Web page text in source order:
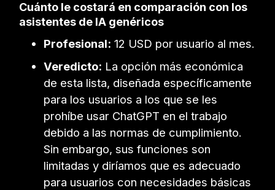
Cuánto le costará en comparación con los
asistentes de IA genéricos
Profesional: 12 USD por usuario al mes.
Veredicto: La opción más económica
de esta lista, diseñada específicamente
para los usuarios a los que se les
prohíbe usar ChatGPT en el trabajo
debido a las normas de cumplimiento.
Sin embargo, sus funciones son
limitadas y diríamos que es adecuado
para usuarios con necesidades básicas